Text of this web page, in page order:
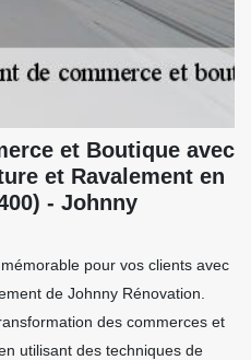
et Boutique avec
et Ravalement en
- Johnny
pour vos clients avec
de Johnny Rénovation.
des commerces et
utilisant des techniques de